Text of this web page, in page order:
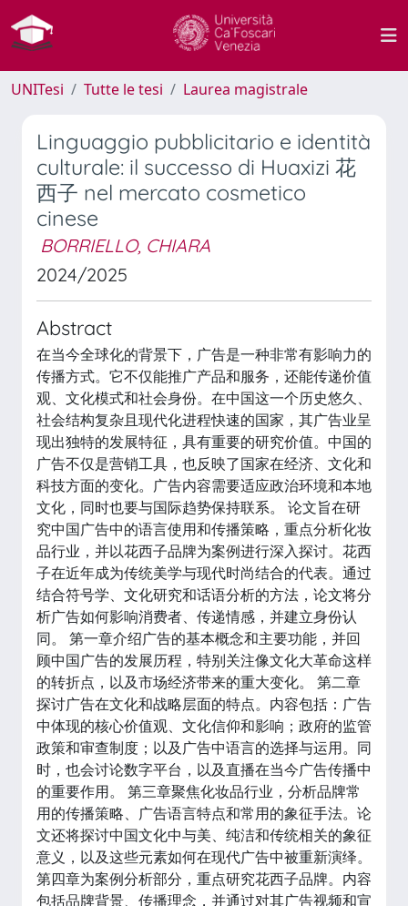
UNITesi Tutte le tesi Laurea magistrale
Linguaggio pubblicitario e identità
culturale: il successo di Huaxizi 花
西子 nel mercato cosmetico
cinese
BORRIELLO, CHIARA
2024/2025
Abstract
在当今全球化的背景下，广告是一种非常有影响力的
传播方式。它不仅能推广产品和服务，还能传递价值
观、文化模式和社会身份。在中国这一个历史悠久、
社会结构复杂且现代化进程快速的国家，其广告业呈
现出独特的发展特征，具有重要的研究价值。中国的
广告不仅是营销工具，也反映了国家在经济、文化和
科技方面的变化。广告内容需要适应政治环境和本地
文化，同时也要与国际趋势保持联系。 论文旨在研
究中国广告中的语言使用和传播策略，重点分析化妆
品行业，并以花西子品牌为案例进行深入探讨。花西
子在近年成为传统美学与现代时尚结合的代表。通过
结合符号学、文化研究和话语分析的方法，论文将分
析广告如何影响消费者、传递情感，并建立身份认
同。 第一章介绍广告的基本概念和主要功能，并回
顾中国广告的发展历程，特别关注像文化大革命这样
的转折点，以及市场经济带来的重大变化。 第二章
探讨广告在文化和战略层面的特点。内容包括：广告
中体现的核心价值观、文化信仰和影响；政府的监管
政策和审查制度；以及广告中语言的选择与运用。同
时，也会讨论数字平台，以及直播在当今广告传播中
的重要作用。 第三章聚焦化妆品行业，分析品牌常
用的传播策略、广告语言特点和常用的象征手法。论
文还将探讨中国文化中与美、纯洁和传统相关的象征
意义，以及这些元素如何在现代广告中被重新演绎。
第四章为案例分析部分，重点研究花西子品牌。内容
包括品牌背景、传播理念，并通过对其广告视频和宣